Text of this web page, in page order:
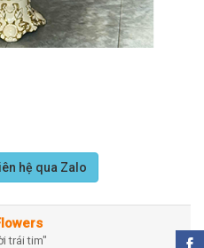
hệ qua Zalo
trái tim"